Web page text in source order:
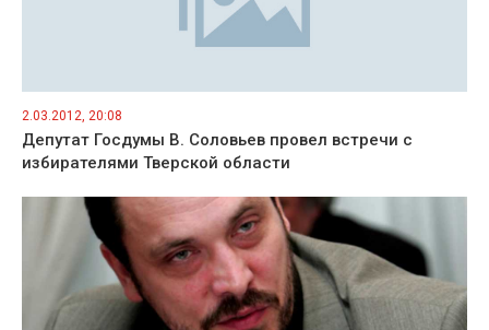
2.03.2012, 20:08
Депутат Госдумы В. Соловьев провел встречи с
избирателями Тверской области